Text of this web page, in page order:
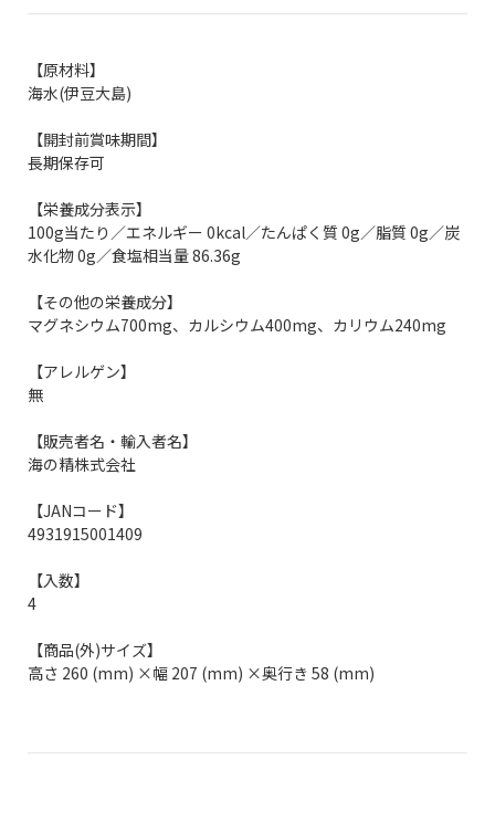
【原材料】
海水(伊豆大島)
【開封前賞味期間】
長期保存可
【栄養成分表示】
100g当たり／エネルギー 0kcal／たんぱく質 0g／脂質 0g／炭
水化物 0g／食塩相当量 86.36g
【その他の栄養成分】
マグネシウム700mg、カルシウム400mg、カリウム240mg
【アレルゲン】
無
【販売者名・輸入者名】
海の精株式会社
【JANコード】
4931915001409
【入数】
4
【商品(外)サイズ】
高さ 260 (mm) ×幅 207 (mm) ×奥行き 58 (mm)